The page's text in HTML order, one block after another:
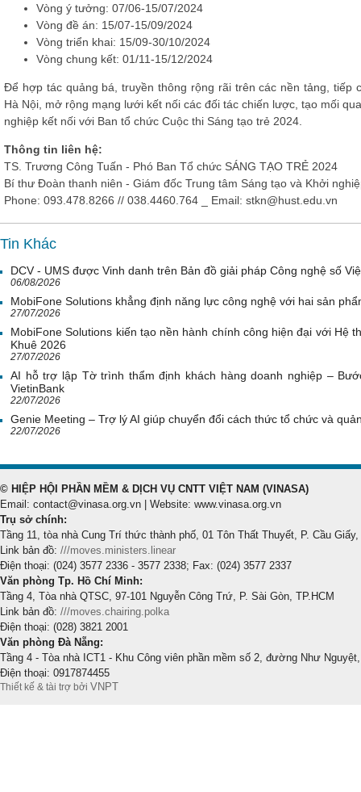
Vòng ý tưởng: 07/06-15/07/2024
Vòng đề án: 15/07-15/09/2024
Vòng triển khai: 15/09-30/10/2024
Vòng chung kết: 01/11-15/12/2024
Để hợp tác quảng bá, truyền thông rộng rãi trên các nền tảng,
Hà Nội, mở rộng mạng lưới kết nối các đối tác chiến lược, tạo mối
nghiệp kết nối với Ban tổ chức Cuộc thi Sáng tạo trẻ 2024.
Thông tin liên hệ:
TS. Trương Công Tuấn - Phó Ban Tổ chức SÁNG TẠO TRẺ 2024
Bí thư Đoàn thanh niên - Giám đốc Trung tâm Sáng tạo và Khởi
Phone: 093.478.8266 // 038.4460.764 _ Email: stkn@hust.edu.vn
Tin Khác
DCV - UMS được Vinh danh trên Bản đồ giải pháp Công nghệ số
06/08/2026
MobiFone Solutions khẳng định năng lực công nghệ với hai sản
27/07/2026
MobiFone Solutions kiến tạo nền hành chính công hiện đại với Hệ
Khuê 2026
27/07/2026
AI hỗ trợ lập Tờ trình thẩm định khách hàng doanh nghiệp –
VietinBank
22/07/2026
Genie Meeting – Trợ lý AI giúp chuyển đổi cách thức tổ chức và
22/07/2026
© HIỆP HỘI PHẦN MỀM & DỊCH VỤ CNTT VIỆT NAM (VINASA)
Email: contact@vinasa.org.vn | Website: www.vinasa.org.vn
Trụ sở chính:
Tầng 11, tòa nhà Cung Trí thức thành phố, 01 Tôn Thất Thuyết, P. Cầu Giấy,
Link bản đồ: ///moves.ministers.linear
Điện thoại: (024) 3577 2336 - 3577 2338; Fax: (024) 3577 2337
Văn phòng Tp. Hồ Chí Minh:
Tầng 4, Tòa nhà QTSC, 97-101 Nguyễn Công Trứ, P. Sài Gòn, TP.HCM
Link bản đồ: ///moves.chairing.polka
Điện thoại: (028) 3821 2001
Văn phòng Đà Nẵng:
Tầng 4 - Tòa nhà ICT1 - Khu Công viên phần mềm số 2, đường Như
Điện thoại: 0917874455
Thiết kế & tài trợ bởi VNPT